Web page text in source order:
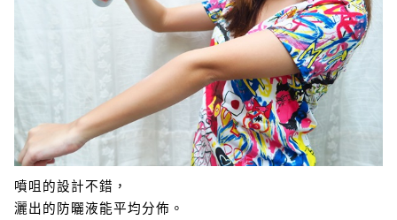
噴咀的設計不錯，
灑出的防曬液能平均分佈。